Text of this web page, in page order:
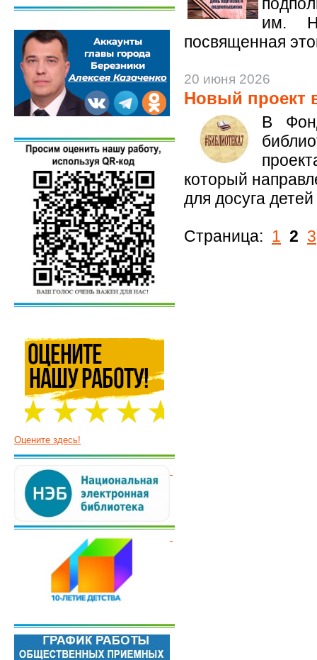
им.
посвященная
20 июня 2026
Новый проект
В
который
для досуга
Страница: 1 2 3
Оцените здесь!